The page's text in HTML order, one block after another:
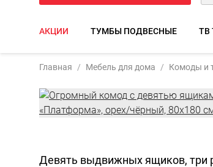
АКЦИИ ТУМБЫ ПОДВЕСНЫЕ ТВ
Главная Мебель для дома Комоды и
Девять выдвижных ящиков, три